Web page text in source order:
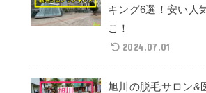
キング6選！安い人
こ！
2024.07.01
旭川の脱毛サロン&